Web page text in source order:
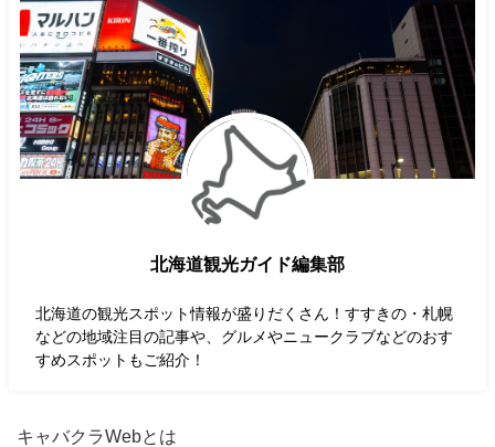
北海道観光ガイド編集部
北海道の観光スポット情報が盛りだくさん！すすきの・札幌
などの地域注目の記事や、グルメやニュークラブなどのおす
すめスポットもご紹介！
キャバクラWebとは